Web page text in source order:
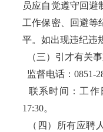
员应自觉遵守回避
工作保密、回避等
平。如出现违纪违
（三）引才有关
监督电话：0851-
联系时间：工作
17:30。
（四）所有应聘